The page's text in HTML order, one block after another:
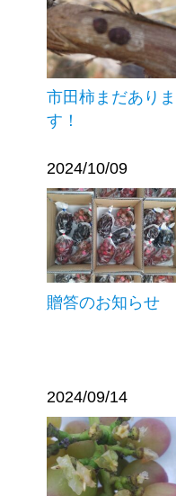
市田柿まだありま
す！
2024/10/09
贈答のお知らせ
2024/09/14